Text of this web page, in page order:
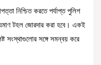
নিশ্চিত করতে পর্যাপ্ত পুলিশ
টহল জোরদার করা হবে। একই
সংস্থাগুলোর সঙ্গে সমন্বয় করে